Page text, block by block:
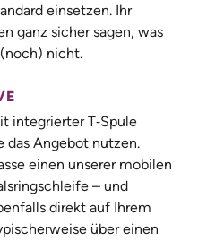
einsetzen. Ihr
ganz sicher sagen, was
nicht.
integrierter T‑Spule
das Angebot nutzen.
einen unserer mobilen
– und
direkt auf Ihrem
über einen